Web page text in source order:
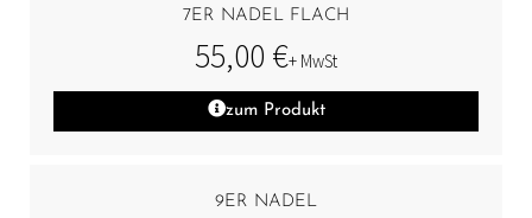
7ER NADEL FLACH
55,00 €+ MwSt
zum Produkt
9ER NADEL